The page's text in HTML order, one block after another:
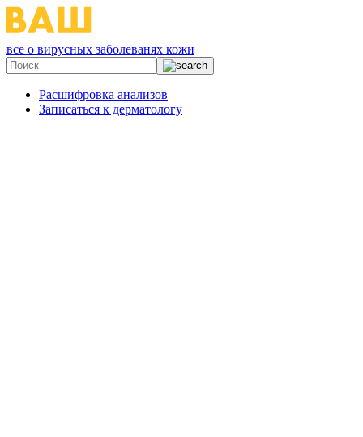
все о вирусных заболеванях кожи
Расшифровка анализов
Записаться к дерматологу